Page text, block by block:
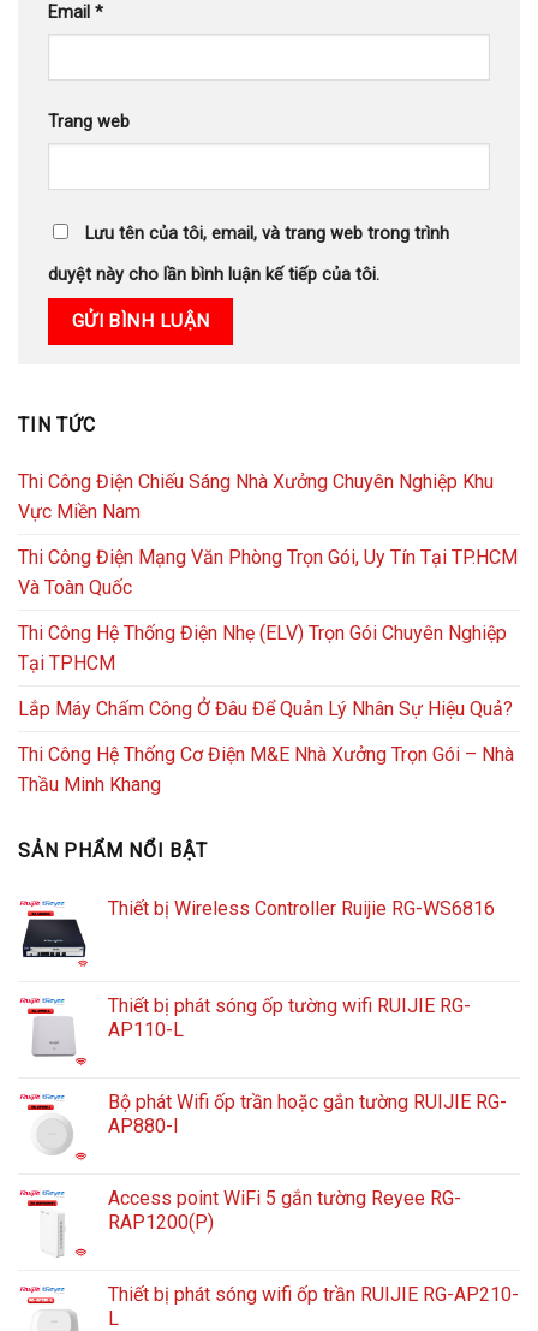
Email *
Trang web
Lưu tên của tôi, email, và trang web trong trình
duyệt này cho lần bình luận kế tiếp của tôi.
TIN TỨC
Thi Công Điện Chiếu Sáng Nhà Xưởng Chuyên Nghiệp Khu
Vực Miền Nam
Thi Công Điện Mạng Văn Phòng Trọn Gói, Uy Tín Tại TP.HCM
Và Toàn Quốc
Thi Công Hệ Thống Điện Nhẹ (ELV) Trọn Gói Chuyên Nghiệp
Tại TPHCM
Lắp Máy Chấm Công Ở Đâu Để Quản Lý Nhân Sự Hiệu Quả?
Thi Công Hệ Thống Cơ Điện M&E Nhà Xưởng Trọn Gói – Nhà
Thầu Minh Khang
SẢN PHẨM NỔI BẬT
Thiết bị Wireless Controller Ruijie RG-WS6816
Thiết bị phát sóng ốp tường wifi RUIJIE RG-
AP110-L
Bộ phát Wifi ốp trần hoặc gắn tường RUIJIE RG-
AP880-I
Access point WiFi 5 gắn tường Reyee RG-
RAP1200(P)
Thiết bị phát sóng wifi ốp trần RUIJIE RG-AP210-
L